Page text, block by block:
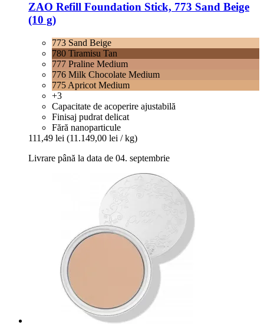
ZAO Refill Foundation Stick, 773 Sand Beige
(10 g)
773 Sand Beige
780 Tiramisu Tan
777 Praline Medium
776 Milk Chocolate Medium
775 Apricot Medium
+3
Capacitate de acoperire ajustabilă
Finisaj pudrat delicat
Fără nanoparticule
111,49 lei (11.149,00 lei / kg)
Livrare până la data de 04. septembrie